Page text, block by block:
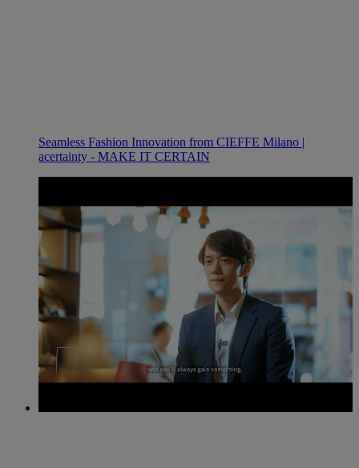
Seamless Fashion Innovation from CIEFFE Milano |
acertainty - MAKE IT CERTAIN